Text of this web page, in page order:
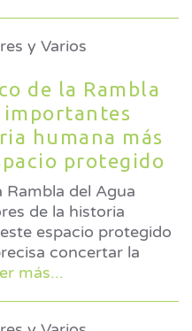
y Varios
de la Rambla
importantes
humana más
protegido
Rambla del Agua
de la historia
espacio protegido
concertar la
más...